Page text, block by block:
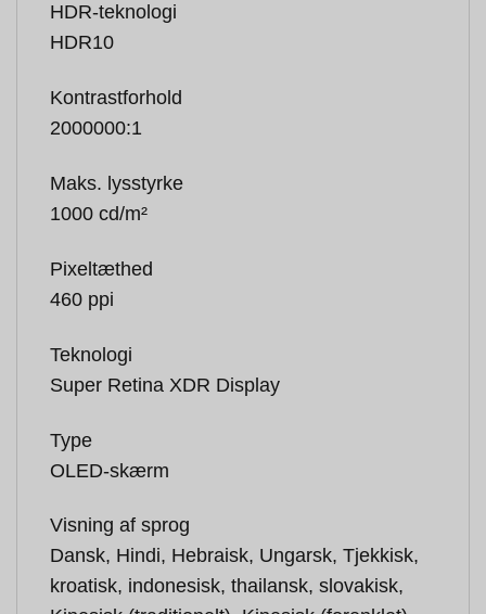
HDR-teknologi
HDR10
Kontrastforhold
2000000:1
Maks. lysstyrke
1000 cd/m²
Pixeltæthed
460 ppi
Teknologi
Super Retina XDR Display
Type
OLED-skærm
Visning af sprog
Dansk, Hindi, Hebraisk, Ungarsk, Tjekkisk,
kroatisk, indonesisk, thailansk, slovakisk,